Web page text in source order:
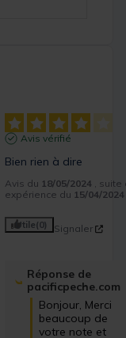
Avis vérifié
Bien rien à dire
Avis du 18/05/2024 , suite
expérience du 15/04/2024
Utile(0) Signaler
Réponse de
pacificpeche.com
Bonjour, Merci
beaucoup de
votre note et